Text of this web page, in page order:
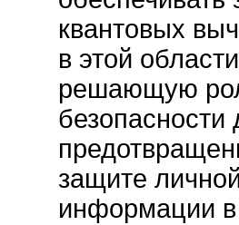
квантовых
в этой
решающую
безопасности
защите
информации